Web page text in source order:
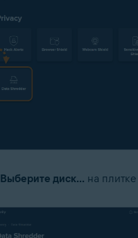
Выберите диск... на плитке